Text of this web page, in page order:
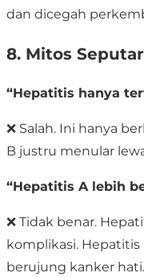
dan dicegah
8. Mitos
“Hepatitis hanya
❌ Salah. Ini hanya
B justru menular
“Hepatitis A lebih
❌ Tidak benar.
komplikasi. Hepatitis
berujung kanker hati.